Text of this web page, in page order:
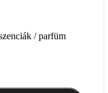
/ parfüm
30 g mennyiség